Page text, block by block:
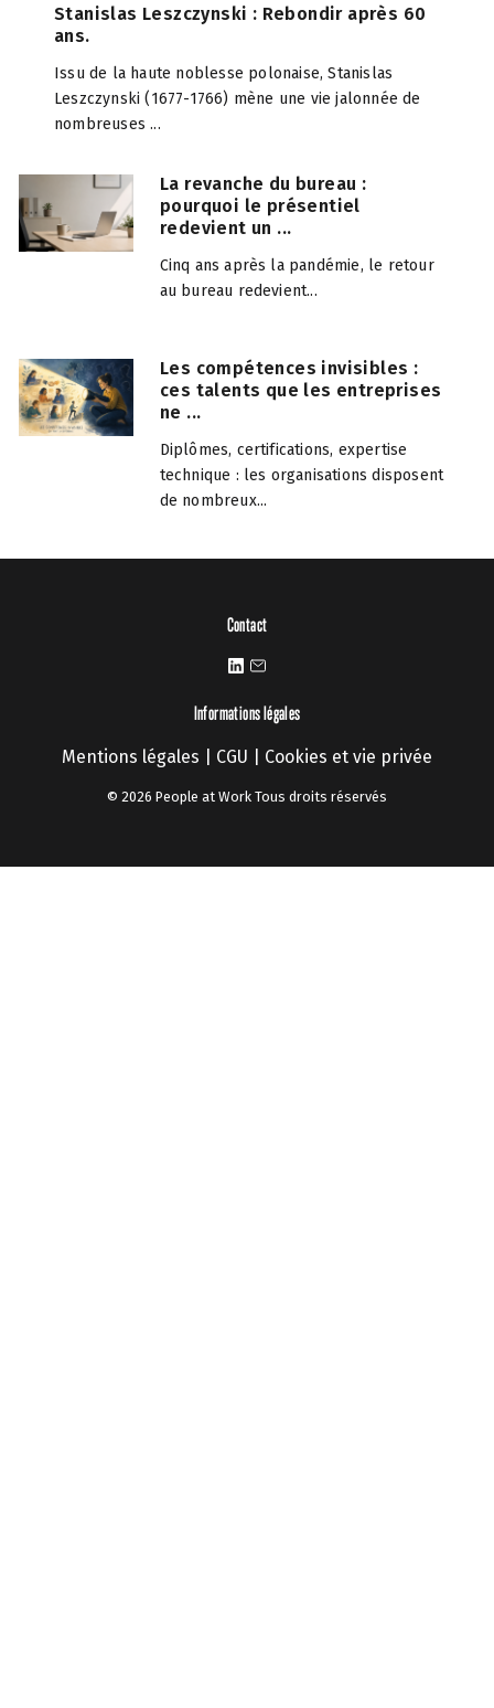
Stanislas Leszczynski : Rebondir après 60
ans.
Issu de la haute noblesse polonaise, Stanislas
Leszczynski (1677-1766) mène une vie jalonnée de
nombreuses ...
La revanche du bureau :
pourquoi le présentiel
redevient un ...
Cinq ans après la pandémie, le retour
au bureau redevient...
Les compétences invisibles :
ces talents que les entreprises
ne ...
Diplômes, certifications, expertise
technique : les organisations disposent
de nombreux...
Contact
Informations légales
Mentions légales CGU Cookies et vie privée
© 2026 People at Work Tous droits réservés